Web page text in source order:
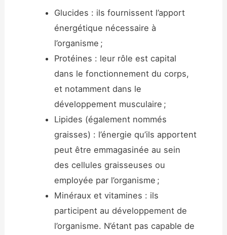
Glucides : ils fournissent l’apport
énergétique nécessaire à
l’organisme ;
Protéines : leur rôle est capital
dans le fonctionnement du corps,
et notamment dans le
développement musculaire ;
Lipides (également nommés
graisses) : l’énergie qu’ils apportent
peut être emmagasinée au sein
des cellules graisseuses ou
employée par l’organisme ;
Minéraux et vitamines : ils
participent au développement de
l’organisme. N’étant pas capable de